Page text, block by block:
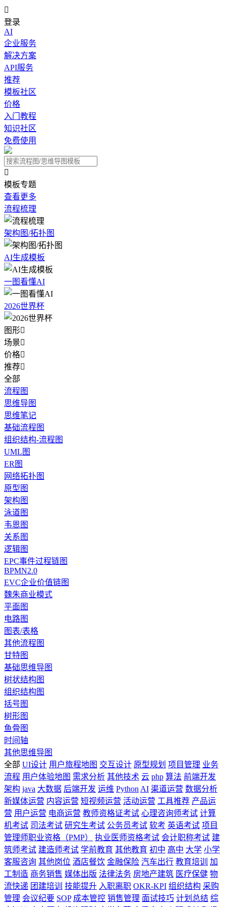

登录
AI
企业服务
解决方案
API服务
推荐
模板社区
价格
入门教程
知识社区
免费使用

模板专题
查看更多
流程梳理
架构图/拓扑图
AI生成模板
一图看懂AI
2026世界杯
图形
场景
价格
推荐
全部
流程图
思维导图
思维笔记
基础流程图
组织结构-流程图
UML图
ER图
网络拓扑图
原型图
架构图
泳道图
韦恩图
关系图
逻辑图
EPC事件过程链图
BPMN2.0
EVC企业价值链图
魏朱商业模式
平面图
电路图
图表/表格
其他流程图
甘特图
基础思维导图
树状结构图
组织结构图
括号图
树形图
鱼骨图
时间轴
其他思维导图
全部 UI设计 用户旅程地图 交互设计 原型规划 项目管理 业务
流程 用户体验地图 需求分析 其他技术 云 php 算法 前端开发
架构 java 大数据 后端开发 运维 Python AI 渠道运营 数据分析
新媒体运营 内容运营 短视频运营 活动运营 工具推荐 产品运
营 用户运营 电商运营 教师资格证考试 心理咨询师考试 计算
机考试 司法考试 研究生考试 公务员考试 软考 英语考试 项目
管理师职业资格（PMP）
执业医师资格考试 会计职称考试 建
筑师考试 建造师考试 学前教育 其他教育 初中 高中 大学 小学
客服咨询 其他岗位 酒店餐饮 金融保险 汽车出行 教育培训
加
工制造 商务销售 媒体出版 法律法务 房地产建筑 医疗保健 物
流快递 团建培训 技能提升 入职离职 OKR-KPI 组织结构 采购
管理 会议纪要 SOP 成本管控 销售管理 面试技巧 计划总结 综